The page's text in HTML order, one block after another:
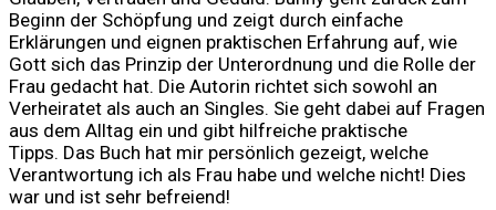
Beginn der Schöpfung und zeigt durch einfache
Erklärungen und eignen praktischen Erfahrung auf, wie
Gott sich das Prinzip der Unterordnung und die Rolle der
Frau gedacht hat. Die Autorin richtet sich sowohl an
Verheiratet als auch an Singles. Sie geht dabei auf Fragen
aus dem Alltag ein und gibt hilfreiche praktische
Tipps. Das Buch hat mir persönlich gezeigt, welche
Verantwortung ich als Frau habe und welche nicht! Dies
war und ist sehr befreiend!